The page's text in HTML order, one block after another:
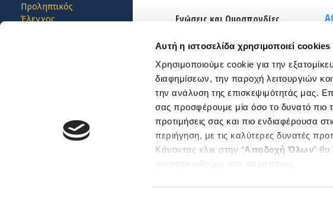
Αυτή η ιστοσελίδα χρησιμοποιεί cookies
Χρησιμοποιούμε cookie για την
διαφημίσεων, την παροχή λειτουργιών
την ανάλυση της επισκεψιμότητάς μας.
σας προσφέρουμε μία όσο το δυνατό πιο
προτιμήσεις σας και πιο ενδιαφέρουσα
περιήγηση, με τις καλύτερες δυνατές
Κάνοντας κλικ στην “Αποδοχή Όλων” θα
ανταποκριθούμε στα παραπάνω.
Προληπτικός
Έλεγχος
Διαγωνισμοί
Ενώσεις και Ομοσπονδίες
Χρήσιμοι κόμβοι
Επικοινωνία
Αποστολή Ηλ. Μηνύματος
Emails και τηλέφωνα
εξυπηρέτησης
Βρείτε μας εδώ
Αθήνα
Θεσσαλονίκη
Sitemap